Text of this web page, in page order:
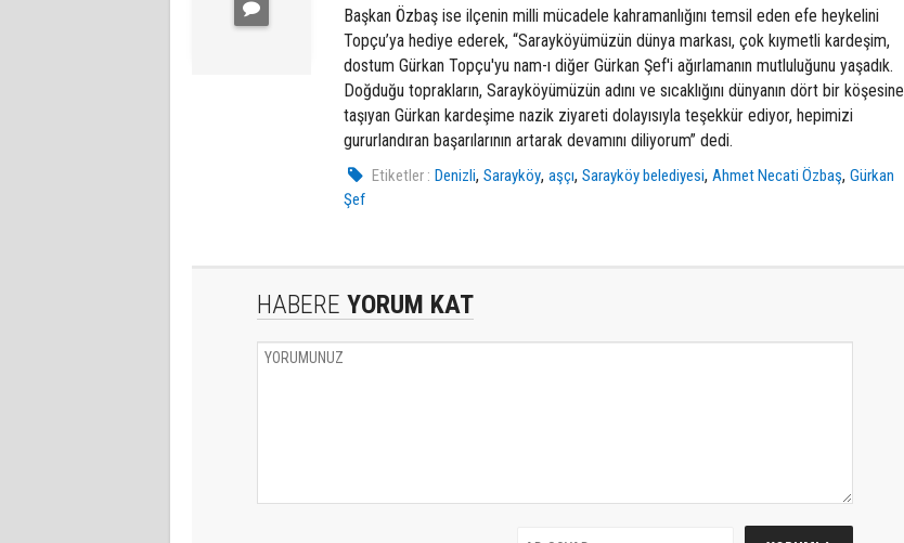
Başkan Özbaş ise ilçenin milli mücadele kahramanlığını temsil eden efe heykelini
Topçu’ya hediye ederek, “Sarayköyümüzün dünya markası, çok kıymetli kardeşim,
dostum Gürkan Topçu'yu nam-ı diğer Gürkan Şef'i ağırlamanın mutluluğunu yaşadık.
Doğduğu toprakların, Sarayköyümüzün adını ve sıcaklığını dünyanın dört bir köşesine
taşıyan Gürkan kardeşime nazik ziyareti dolayısıyla teşekkür ediyor, hepimizi
gururlandıran başarılarının artarak devamını diliyorum” dedi.
Etiketler : Denizli,Sarayköy,aşçı,Sarayköy belediyesi,Ahmet Necati Özbaş,Gürkan
Şef
HABERE YORUM KAT